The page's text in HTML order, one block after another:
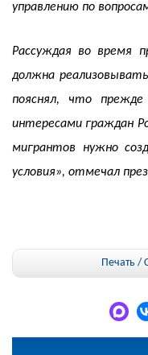
управлению по
Рассуждая во время
должна
пояснял, что прежде
интересами граждан
мигрантов нужно
условия», отмечал
Печать /